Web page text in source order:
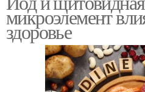
микроэлемент
здоровье